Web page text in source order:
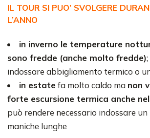
IL TOUR SI PUO’ SVOLGERE
L’ANNO
in inverno le temperature
sono fredde (anche molto fredde)
indossare abbigliamento termico o
in estatefa molto caldo ma non
forte escursione termica anche
può rendere necessario indossare
maniche lunghe